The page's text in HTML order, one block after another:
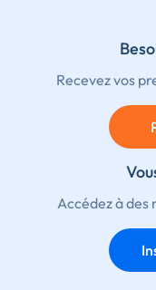
Recevez vos
Accédez à des